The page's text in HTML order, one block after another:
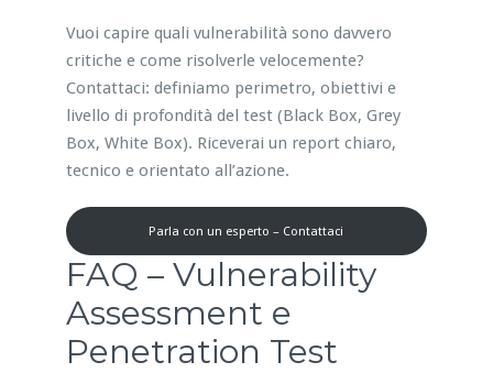
Vuoi capire quali vulnerabilità sono davvero
critiche e come risolverle velocemente?
Contattaci: definiamo perimetro, obiettivi e
livello di profondità del test (Black Box, Grey
Box, White Box). Riceverai un report chiaro,
tecnico e orientato all’azione.
Parla con un esperto – Contattaci
FAQ – Vulnerability
Assessment e
Penetration Test